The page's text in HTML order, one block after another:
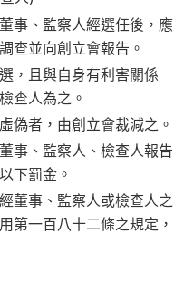
事、監察人經選任後，應
查並向創立會報告。
，且與自身有利害關係
查人為之。
偽者，由創立會裁減之。
事、監察人、檢查人報告
下罰金。
董事、監察人或檢查人之
第一百八十二條之規定，